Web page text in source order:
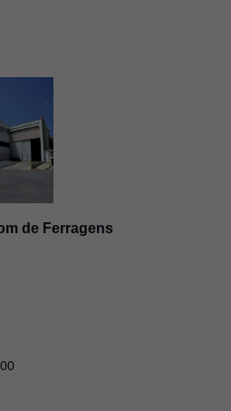
de Ferragens